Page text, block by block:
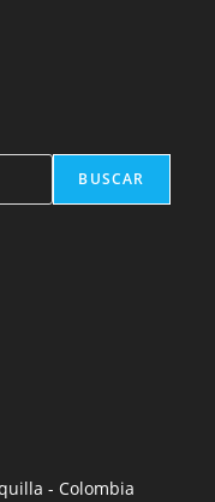
BUSCAR
- Colombia